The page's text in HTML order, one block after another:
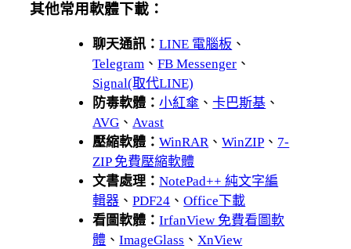
其他常用軟體下載：
聊天通訊：LINE 電腦板 、
Telegram 、FB Messenger 、
Signal(取代LINE)
防毒軟體：小紅傘 、卡巴斯基 、
AVG 、 Avast
壓縮軟體：WinRAR 、WinZIP 、 7-
ZIP 免費壓縮軟體
文書處理：NotePad++ 純文字編
輯器 、PDF24 、Office下載
看圖軟體：IrfanView 免費看圖軟
體 、ImageGlass 、 XnView